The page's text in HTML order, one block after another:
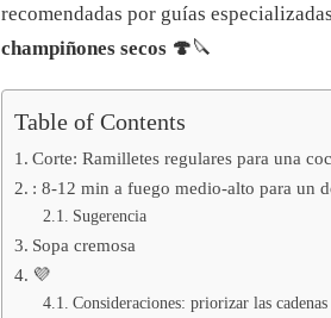
recomendadas por guías
champiñones secos 🍄🔪
Table of Contents
Corte: Ramilletes regulares para una
: 8-12 min a fuego medio-alto para un
Sugerencia
Sopa cremosa
💜
Consideraciones: priorizar las